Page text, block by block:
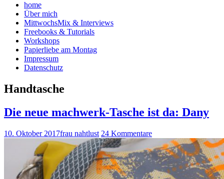
home
Über mich
MittwochsMix & Interviews
Freebooks & Tutorials
Workshops
Papierliebe am Montag
Impressum
Datenschutz
Handtasche
Die neue machwerk-Tasche ist da: Dany
10. Oktober 2017frau nahtlust 24 Kommentare